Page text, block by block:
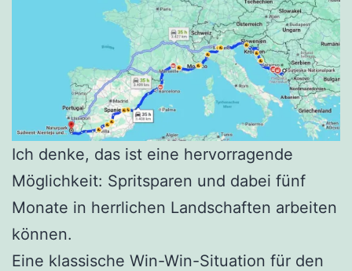
Ich denke, das ist eine hervorragende
Möglichkeit: Spritsparen und dabei fünf
Monate in herrlichen Landschaften arbeiten
können.
Eine klassische Win-Win-Situation für den